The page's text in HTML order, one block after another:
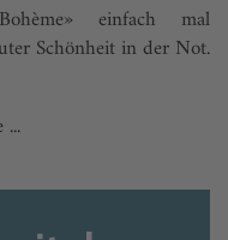
einfach mal
Schönheit in der Not.